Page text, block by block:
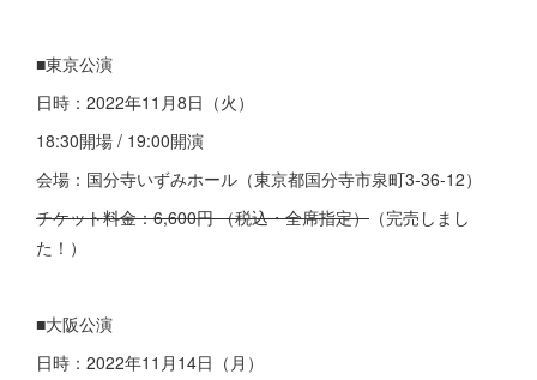
■東京公演
日時：2022年11月8日（火）
18:30開場 / 19:00開演
会場：国分寺いずみホール（東京都国分寺市泉町3-36-12）
チケット料金：6,600円 （税込・全席指定） （完売しまし
た！）
■大阪公演
日時：2022年11月14日（月）